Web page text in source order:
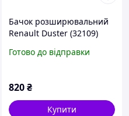
Бачок розширювальний
Renault Duster (32109)
Готово до відправки
820₴
Купити